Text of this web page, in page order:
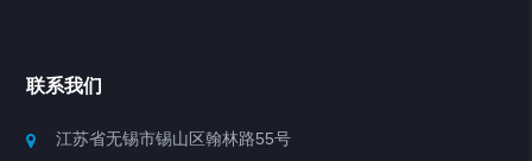
联系我们
江苏省无锡市锡山区翰林路55号